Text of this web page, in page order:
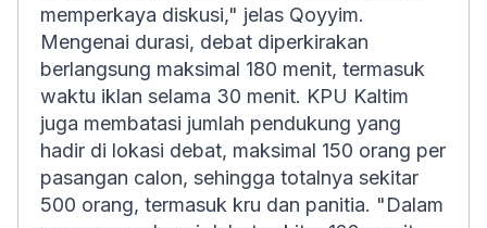
memperkaya diskusi," jelas Qoyyim.
Mengenai durasi, debat diperkirakan
berlangsung maksimal 180 menit, termasuk
waktu iklan selama 30 menit. KPU Kaltim
juga membatasi jumlah pendukung yang
hadir di lokasi debat, maksimal 150 orang per
pasangan calon, sehingga totalnya sekitar
500 orang, termasuk kru dan panitia. "Dalam